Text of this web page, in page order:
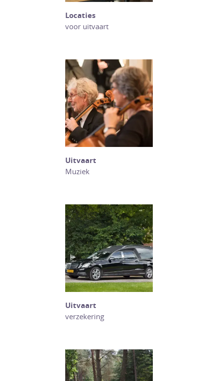
Locaties
voor uitvaart
Uitvaart
Muziek
Uitvaart
verzekering